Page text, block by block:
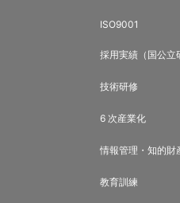
ISO9001
採用実績（国公立
技術研修
6 次産業化
情報管理・知的財
教育訓練